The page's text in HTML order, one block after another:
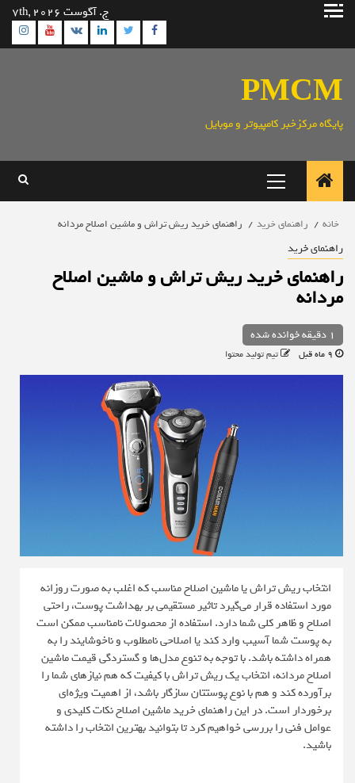
پرش
ج. آگوست 7th, 2026
Facebook
Twitter
Linkedin
VK
PMCM
پایگاه مرکزخبر کامپیوتر و موبایل
اصلی
خانه راهنمای خرید راهنمای خرید ریش تراش و ماشین اصلاح مردانه
راهنمای خرید
راهنمای خرید ریش تراش و ماشین اصلاح
مردانه
1 دقیقه خوانده شده
تیم تولید محتوا
انتخاب ریش تراش یا ماشین اصلاح مناسب که اغلب به صورت روزانه
مورد استفاده قرار می‌گیرد تاثیر مستقیمی بر بهداشت پوست، راحتی
اصلاح و ظاهر کلی شما دارد. استفاده از محصولات نامناسب ممکن است
به پوست شما آسیب وارد کند یا اصلاحی نامطلوب و ناخوشایند را به
همراه داشته باشد. با توجه به تنوع مدل‌ها و گستردگی قیمت ماشین
اصلاح مردانه، انتخاب یک ریش تراش با کیفیت که هم نیازهای شما را
برآورده کند و هم با نوع پوستتان سازگار باشد، از اهمیت ویژه‌ای
برخوردار است. در این راهنمای خرید ماشین اصلاح نکات کلیدی و
عوامل فنی را بررسی خواهیم کرد تا بتوانید بهترین انتخاب را داشته
باشید.